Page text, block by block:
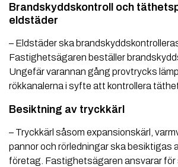
Brandskyddskontroll och
eldstäder
– Eldstäder ska
Fastighetsägaren beställer
Ungefär varannan gång provtrycks
rökkanalerna i syfte att kontrollera
Besiktning av tryckkärl
– Tryckkärl såsom expansionskärl,
pannor och rörledningar ska besiktigas
företag. Fastighetsägaren ansvarar för